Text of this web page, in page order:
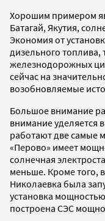
Хорошим примером
Батагай, Якутия,
Экономия от
дизельного топлива,
железнодорожных
сейчас на
возобновляемые
Большое внимание
внимание уделяется
работают две самые
«Перово» имеет
солнечная
меньше. Кроме того, в
Николаевка была
установка
построена СЭС